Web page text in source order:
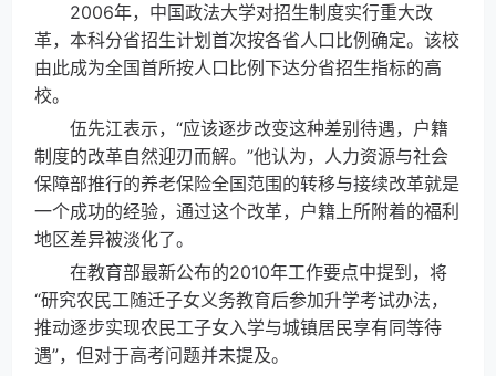
2006年，中国政法大学对招生制度实行重大改
革，本科分省招生计划首次按各省人口比例确定。该校
由此成为全国首所按人口比例下达分省招生指标的高
校。
伍先江表示，“应该逐步改变这种差别待遇，户籍
制度的改革自然迎刃而解。”他认为，人力资源与社会
保障部推行的养老保险全国范围的转移与接续改革就是
一个成功的经验，通过这个改革，户籍上所附着的福利
地区差异被淡化了。
在教育部最新公布的2010年工作要点中提到，将
“研究农民工随迁子女义务教育后参加升学考试办法，
推动逐步实现农民工子女入学与城镇居民享有同等待
遇”，但对于高考问题并未提及。